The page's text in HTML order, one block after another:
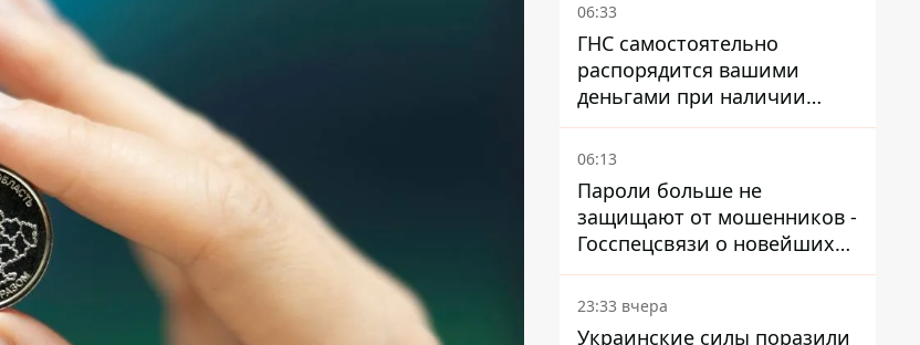
06:33
ГНС самостоятельно
распорядится вашими
деньгами при наличии
налогового долга
06:13
Пароли больше не
защищают от мошенников -
Госспецсвязи о новейших
технологиях безопасности
23:33 вчера
Украинские силы поразили